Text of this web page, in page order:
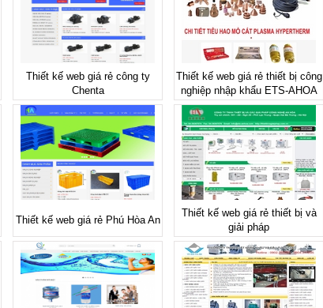
Thiết kế web giá rẻ công ty
Chenta
Thiết kế web giá rẻ thiết bị công
nghiệp nhập khẩu ETS-AHOA
Thiết kế web giá rẻ Phú Hòa An
Thiết kế web giá rẻ thiết bị và
giải pháp